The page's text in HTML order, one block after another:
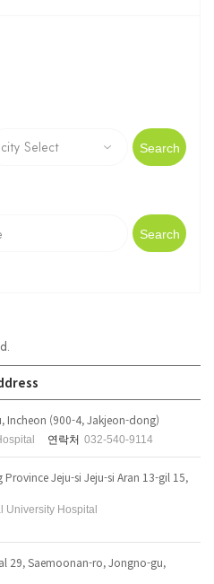
Search
Search
Incheon (900-4, Jakjeon-dong)
연락처 032-540-9114
Jeju-si Jeju-si Aran 13-gil 15,
University Hospital
29, Saemoonan-ro, Jongno-gu,